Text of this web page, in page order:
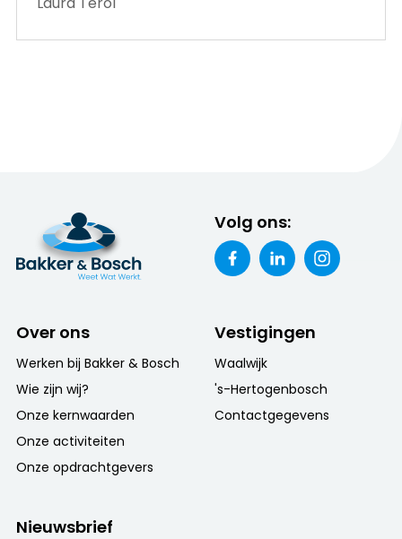
Volg ons:
Over ons
Werken bij Bakker & Bosch
Wie zijn wij?
Onze kernwaarden
Onze activiteiten
Onze opdrachtgevers
Vestigingen
Waalwijk
's-Hertogenbosch
Contactgegevens
Nieuwsbrief